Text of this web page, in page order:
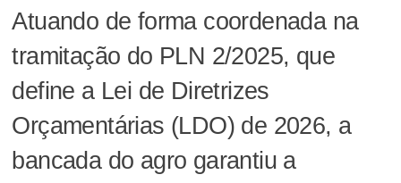
Atuando de forma coordenada na
tramitação do PLN 2/2025, que
define a Lei de Diretrizes
Orçamentárias (LDO) de 2026, a
bancada do agro garantiu a